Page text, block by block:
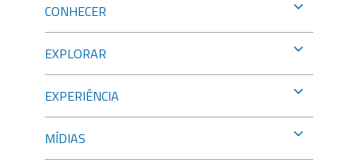
CONHECER
EXPLORAR
EXPERIÊNCIA
MÍDIAS